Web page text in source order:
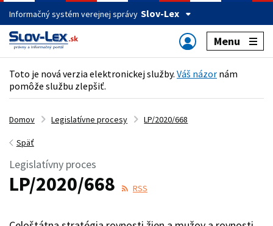
Informačný systém verejnej správy Slov-Lex
Menu
Toto je nová verzia elektronickej služby. Váš názor nám
pomôže službu zlepšiť.